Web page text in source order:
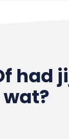
had
wat?